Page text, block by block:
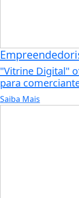
"Vitrine Digital"
para
Saiba Mais